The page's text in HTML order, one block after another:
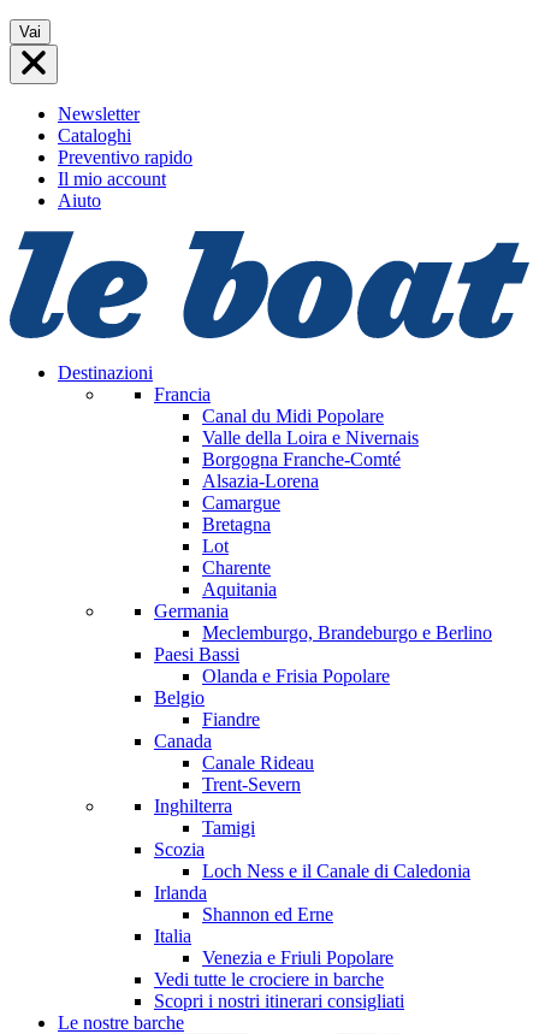
Vai
al
contenuto
Vai
Newsletter
Cataloghi
Preventivo rapido
Il mio account
Aiuto
Destinazioni
Francia
Canal du Midi Popolare
Valle della Loira e Nivernais
Borgogna Franche-Comté
Alsazia-Lorena
Camargue
Bretagna
Lot
Charente
Aquitania
Germania
Meclemburgo, Brandeburgo e Berlino
Paesi Bassi
Olanda e Frisia Popolare
Belgio
Fiandre
Canada
Canale Rideau
Trent-Severn
Inghilterra
Tamigi
Scozia
Loch Ness e il Canale di Caledonia
Irlanda
Shannon ed Erne
Italia
Venezia e Friuli Popolare
Vedi tutte le crociere in barche
Scopri i nostri itinerari consigliati
Le nostre barche